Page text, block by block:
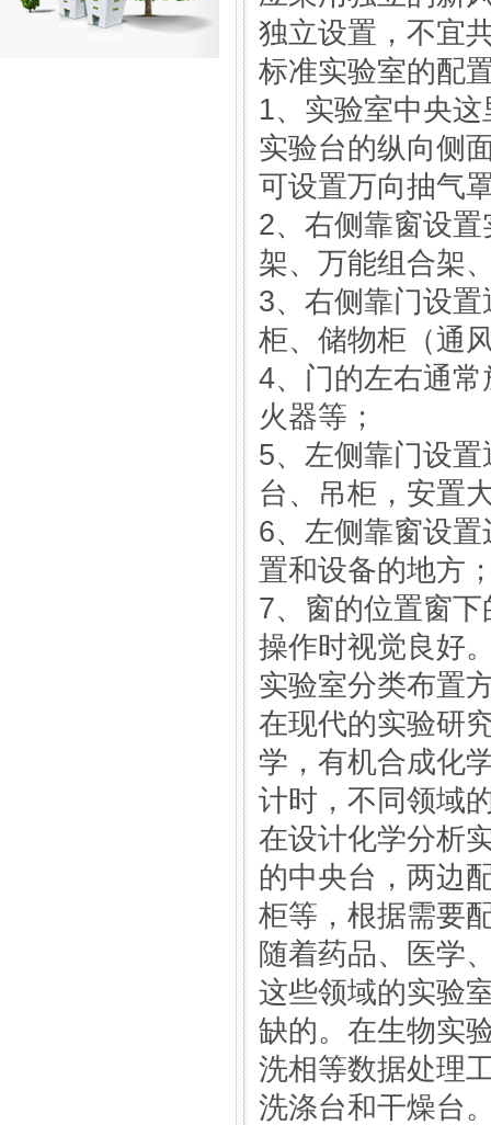
独立设置，不宜
标准实验室的配
1、实验室中央
实验台的纵向侧
可设置万向抽气
2、右侧靠窗设
架、万能组合架
3、右侧靠门设
柜、储物柜（通
4、门的左右通
火器等；
5、左侧靠门设
台、吊柜，安置
6、左侧靠窗设
置和设备的地方
7、窗的位置窗
操作时视觉良好
实验室分类布置
在现代的实验研
学，有机合成化
计时，不同领域
在设计化学分析
的中央台，两边
柜等，根据需要
随着药品、医学
这些领域的实验
缺的。在生物实
洗相等数据处理
洗涤台和干燥台